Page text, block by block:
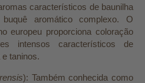
característicos de baunilha
aromático complexo. O
europeu proporciona coloração
intensos característicos de
taninos.
): Também conhecida como